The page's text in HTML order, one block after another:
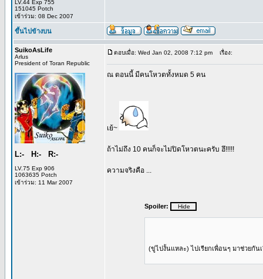
LV.44 Exp 755
151045 Potch
เข้าร่วม: 08 Dec 2007
ขึ้นไปข้างบน
SuikoAsLife
Arlus
President of Toran Republic
L:- H:- R:-
LV.75 Exp 906
1063635 Potch
เข้าร่วม: 11 Mar 2007
ตอบเมื่อ: Wed Jan 02, 2008 7:12 pm เรื่อง:
ณ ตอนนี้ มีคนโหวตทั้งหมด 5 คน
เย้~
ถ้าไม่ถึง 10 คนก็จะไม่ปิดโหวตนะครับ ฮึ!!!!!
ความจริงคือ ...
Spoiler:
(ขู่ไปงั้นแหละ) ไปเรียกเพื่อนๆ มาช่วยกั